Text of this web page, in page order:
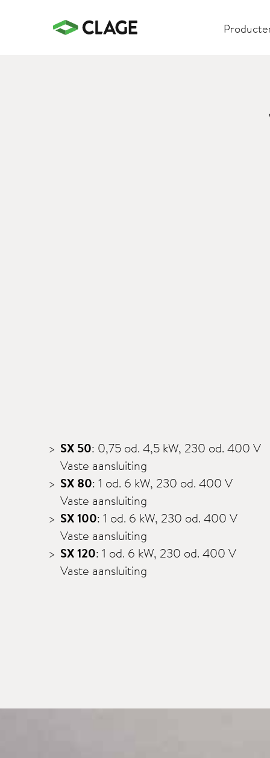
SX 50: 0,75 od. 4,5 kW, 230 od. 400 V
Vaste aansluiting
SX 80: 1 od. 6 kW, 230 od. 400 V
Vaste aansluiting
SX 100: 1 od. 6 kW, 230 od. 400 V
Vaste aansluiting
SX 120: 1 od. 6 kW, 230 od. 400 V
Vaste aansluiting